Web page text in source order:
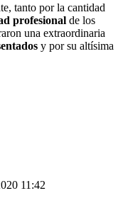
tanto por la cantidad
profesional de los
una extraordinaria
y por su altísima
11:42